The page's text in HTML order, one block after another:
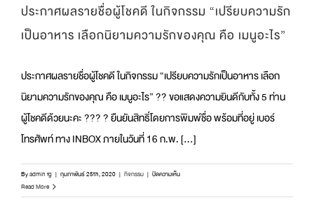
จาก
แม่
ประกาศผลรายชื่อผู้โชคดี ในกิจกรรม “เปรียบความรัก
เป็นอาหาร เลือกนิยามความรักของคุณ คือ เมนูอะไร”
ประกาศผลรายชื่อผู้โชคดี ในกิจกรรม “เปรียบความรักเป็นอาหาร เลือก
นิยามความรักของคุณ คือ เมนูอะไร” ?? ขอแสดงความยินดีกับทั้ง 5 ท่าน
ผู้โชคดีด้วยนะคะ ??? ? ยืนยันสิทธิ์โดยการพิมพ์ชื่อ พร้อมที่อยู่ เบอร์
โทรศัพท์ ทาง INBOX ภายในวันที่ 16 ก.พ. [...]
Byadmin fg | กุมภาพันธ์ 25th, 2020 | กิจกรรม | ปิดความเห็นบน
ผล
Read More